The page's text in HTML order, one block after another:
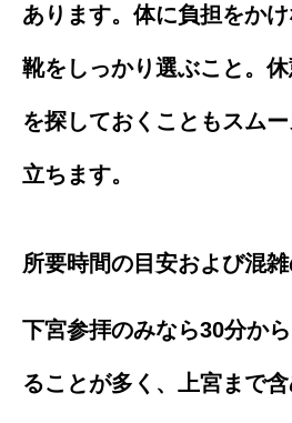
あります。体に負担をか
靴をしっかり選ぶこと。
を探しておくこともスム
立ちます。
所要時間の目安および混
下宮参拝のみなら30分か
ることが多く、上宮まで